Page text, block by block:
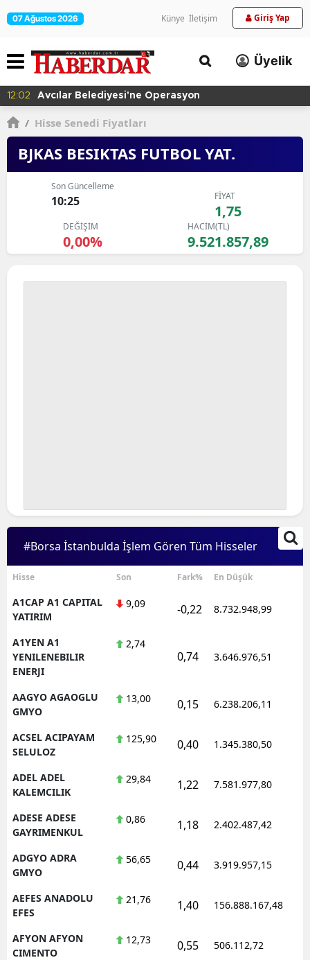
07 Ağustos 2026 Künye İletişim Giriş Yap
Üyelik
12:02 Avcılar Belediyesi'ne Operasyon
/ Hisse Senedi Fiyatları
BJKAS BESIKTAS FUTBOL YAT.
Son Güncelleme
10:25 FİYAT
1,75
DEĞİŞİM
0,00%
HACİM(TL)
9.521.857,89
#Borsa İstanbulda İşlem Gören Tüm Hisseler
Hisse Son Fark% En Düşük
A1CAP A1 CAPITAL
YATIRIM
9,09 -0,22 8.732.948,99
A1YEN A1
YENILENEBILIR
ENERJI
2,74
0,74 3.646.976,51
AAGYO AGAOGLU
GMYO
13,00 0,15 6.238.206,11
ACSEL ACIPAYAM
SELULOZ
125,90 0,40 1.345.380,50
ADEL ADEL
KALEMCILIK
29,84 1,22 7.581.977,80
ADESE ADESE
GAYRIMENKUL
0,86 1,18 2.402.487,42
ADGYO ADRA
GMYO
56,65 0,44 3.919.957,15
AEFES ANADOLU
EFES
21,76 1,40 156.888.167,48
AFYON AFYON
CIMENTO
12,73 0,55 506.112,72